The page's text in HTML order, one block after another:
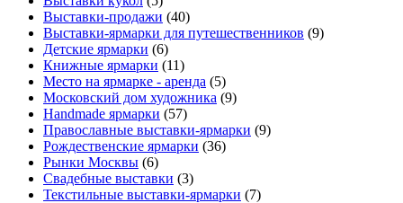
Выставки-продажи (40)
Выставки-ярмарки для путешественников (9)
Детские ярмарки (6)
Книжные ярмарки (11)
Место на ярмарке - аренда (5)
Московский дом художника (9)
Нandmade ярмарки (57)
Православные выставки-ярмарки (9)
Рождественские ярмарки (36)
Рынки Москвы (6)
Свадебные выставки (3)
Текстильные выставки-ярмарки (7)